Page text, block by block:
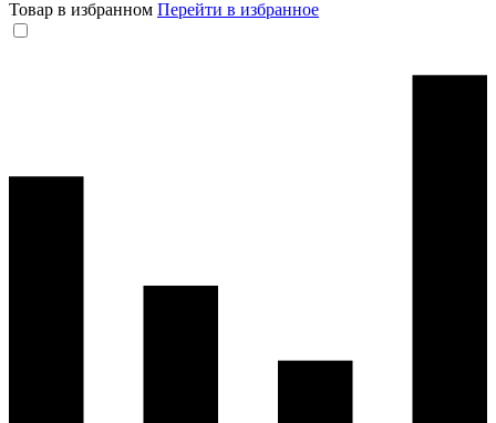
Товар в избранном Перейти в избранное